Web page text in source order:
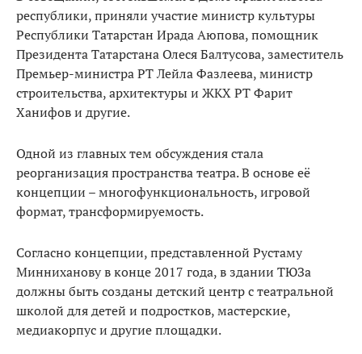
республики, приняли участие министр культуры
Республики Татарстан Ирада Аюпова, помощник
Президента Татарстана Олеся Балтусова, заместитель
Премьер-министра РТ Лейла Фазлеева, министр
строительства, архитектуры и ЖКХ РТ Фарит
Ханифов и другие.
Одной из главных тем обсуждения стала
реорганизация пространства театра. В основе её
концепции – многофункциональность, игровой
формат, трансформируемость.
Согласно концепции, представленной Рустаму
Минниханову в конце 2017 года, в здании ТЮЗа
должны быть созданы детский центр с театральной
школой для детей и подростков, мастерские,
медиакорпус и другие площадки.